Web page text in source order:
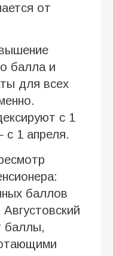
от
балла и
для всех
с 1
с 1 апреля.
баллов
баллы,